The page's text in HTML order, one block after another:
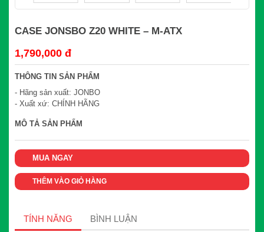
CASE JONSBO Z20 WHITE – M-ATX
1,790,000 đ
THÔNG TIN SẢN PHẨM
- Hãng sản xuất: JONBO
- Xuất xứ: CHÍNH HÃNG
MÔ TẢ SẢN PHẨM
MUA NGAY
THÊM VÀO GIỎ HÀNG
TÍNH NĂNG BÌNH LUẬN